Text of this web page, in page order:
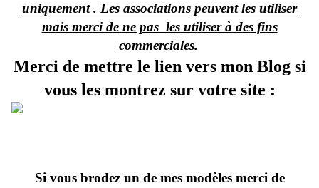
uniquement . Les associations peuvent les utiliser
mais merci de ne pas les utiliser à des fins
commerciales.
Merci de mettre le lien vers mon Blog si
vous les montrez sur votre site :
Si vous brodez un de mes modèles merci de